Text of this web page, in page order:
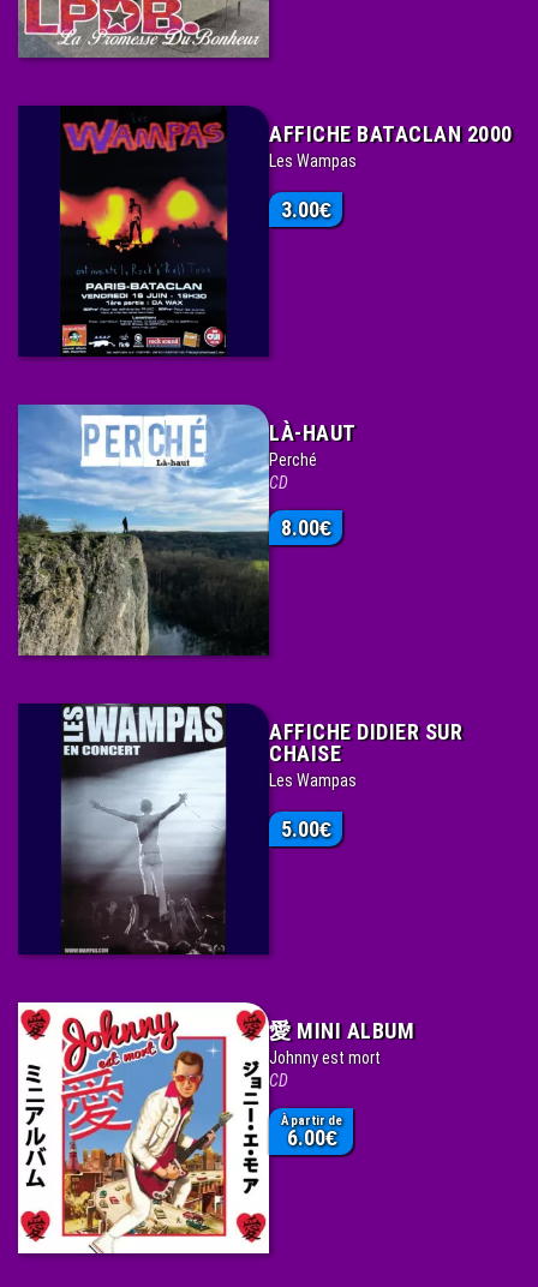
AFFICHE BATACLAN 2000
Les Wampas
3.00€
LÀ-HAUT
Perché
CD
8.00€
AFFICHE DIDIER SUR
CHAISE
Les Wampas
5.00€
愛 MINI ALBUM
Johnny est mort
CD
À partir de
6.00€